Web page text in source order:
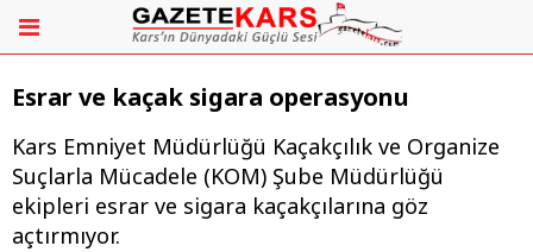
Esrar ve kaçak sigara operasyonu
Kars Emniyet Müdürlüğü Kaçakçılık ve Organize
Suçlarla Mücadele (KOM) Şube Müdürlüğü
ekipleri esrar ve sigara kaçakçılarına göz
açtırmıyor.